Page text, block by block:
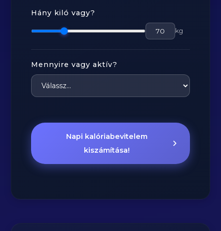
Hány kiló vagy?
kg
Mennyire vagy aktív?
Napi kalóriabevitelem
kiszámítása!